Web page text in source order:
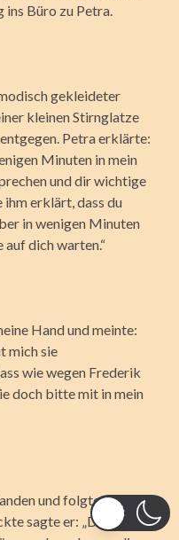
ins Büro zu Petra.
gekleideter
kleinen Stirnglatze
Petra erklärte:
Minuten in mein
und dir wichtige
erklärt, dass du
in wenigen Minuten
dich warten.“
Hand und meinte:
mich sie
wie wegen Frederik
doch bitte mit in mein
und folgte mir in
sagte er: „Dich hätte